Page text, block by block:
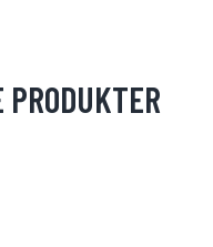
PRODUKTER